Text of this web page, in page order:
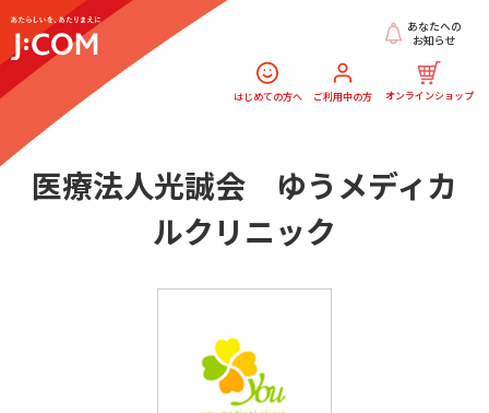
はじめての方へ ご利用中の方 オンラインショップ
あなたへの
お知らせ
医療法人光誠会 ゆうメディカ
ルクリニック